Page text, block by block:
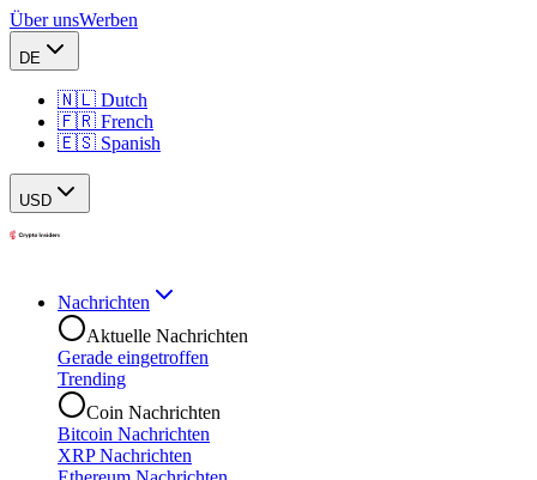
Über unsWerben
DE
🇳🇱 Dutch
🇫🇷 French
🇪🇸 Spanish
USD
Nachrichten
Aktuelle Nachrichten
Gerade eingetroffen
Trending
Coin Nachrichten
Bitcoin Nachrichten
XRP Nachrichten